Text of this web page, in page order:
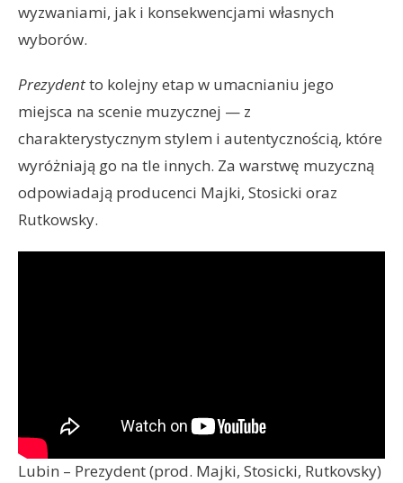
wyzwaniami, jak i konsekwencjami własnych
wyborów.
Prezydentto kolejny etap w umacnianiu jego
miejsca na scenie muzycznej — z
charakterystycznym stylem i autentycznością, które
wyróżniają go na tle innych. Za warstwę muzyczną
odpowiadają producenci Majki, Stosicki oraz
Rutkowsky.
Lubin – Prezydent (prod. Majki, Stosicki, Rutkovsky)